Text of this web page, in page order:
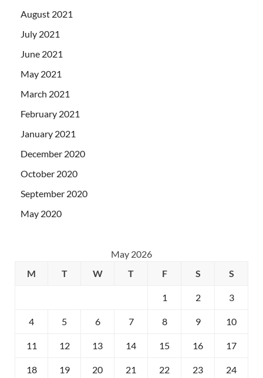
August 2021
July 2021
June 2021
May 2021
March 2021
February 2021
January 2021
December 2020
October 2020
September 2020
May 2020
May 2026
M
T W T F S S
1 2 3
4 5 6 7 8 9 10
11 12 13 14 15 16 17
18 19 20 21 22 23 24